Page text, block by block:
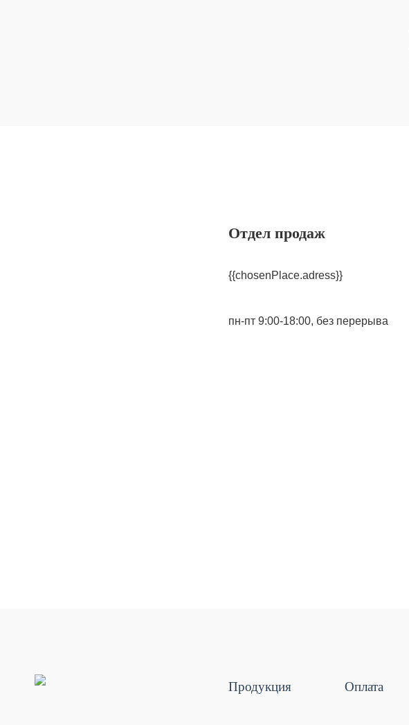
Отдел продаж
{{chosenPlace.adress}}
пн-пт 9:00-18:00, без перерыва
Продукция Оплата